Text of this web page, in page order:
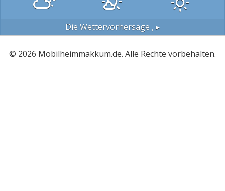
Die Wettervorhersage , ▸
© 2026 Mobilheimmakkum.de. Alle Rechte vorbehalten.